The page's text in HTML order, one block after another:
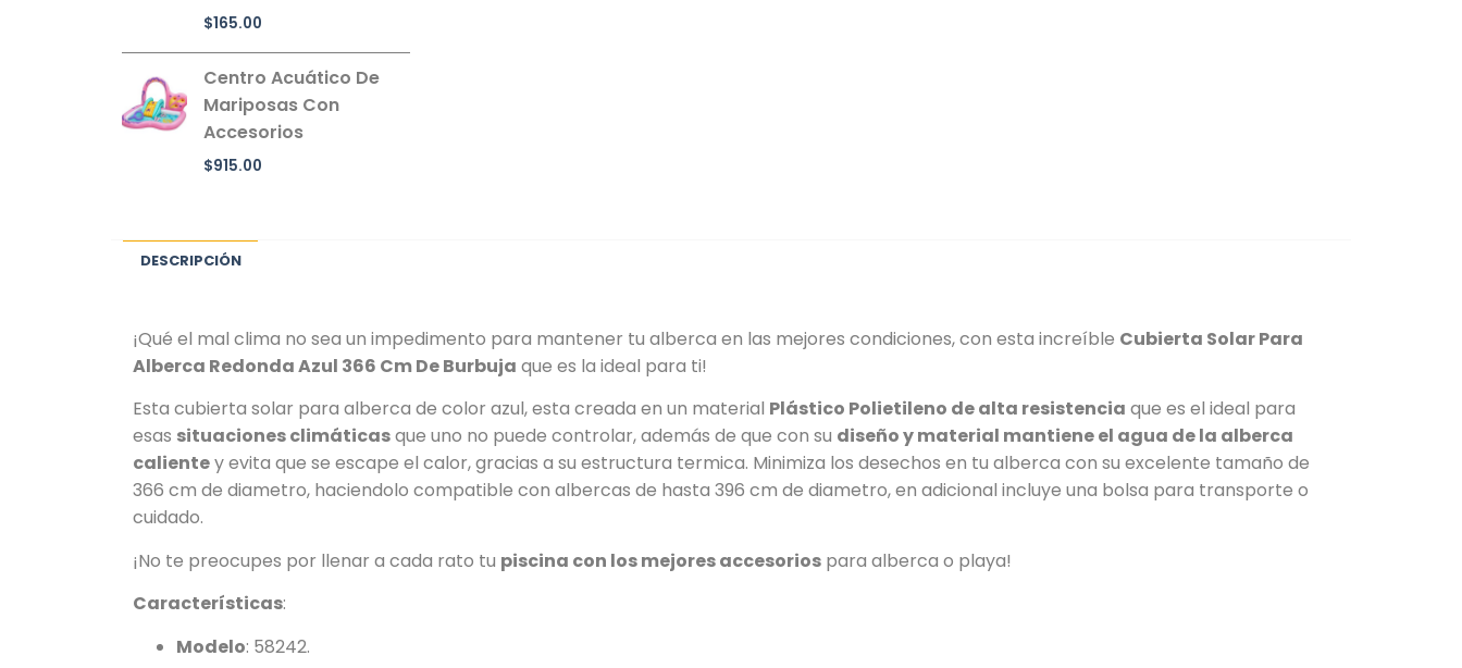
$165.00
Centro Acuático De
Mariposas Con
Accesorios
$915.00
DESCRIPCIÓN
¡Qué el mal clima no sea un impedimento para mantener tu alberca en las mejores condiciones, con esta increíble Cubierta Solar Para
Alberca Redonda Azul 366 Cm De Burbuja que es la ideal para ti!
Esta cubierta solar para alberca de color azul, esta creada en un material Plástico Polietileno de alta resistencia que es el ideal para
esas situaciones climáticasque uno no puede controlar, además de que con su diseño y material mantiene el agua de la alberca
calientey evita que se escape el calor, gracias a su estructura termica. Minimiza los desechos en tu alberca con su excelente tamaño de
366 cm de diametro, haciendolo compatible con albercas de hasta 396 cm de diametro, en adicional incluye una bolsa para transporte o
cuidado.
¡No te preocupes por llenar a cada rato tu piscina con los mejores accesorios para alberca o playa!
Características:
Modelo: 58242.